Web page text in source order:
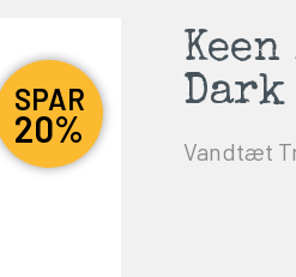
SPAR
20%
Vandtæt